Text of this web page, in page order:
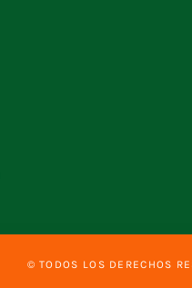
© TODOS LOS DERECHOS